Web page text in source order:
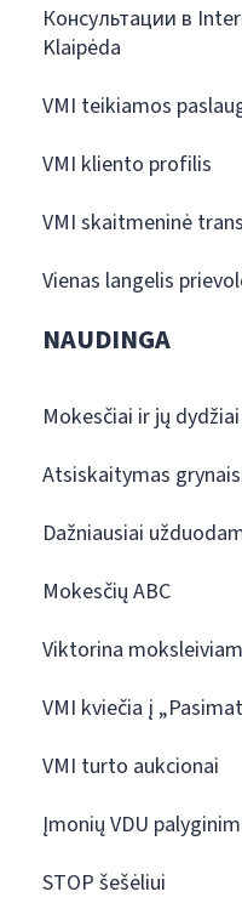
Консультации в
Klaipėda
VMI teikiamos
VMI kliento profilis
VMI skaitmeninė
Vienas langelis
NAUDINGA
Mokesčiai ir jų dydžiai
Atsiskaitymas
Dažniausiai
Mokesčių ABC
Viktorina
VMI kviečia į
VMI turto aukcionai
Įmonių VDU
STOP šešėliui